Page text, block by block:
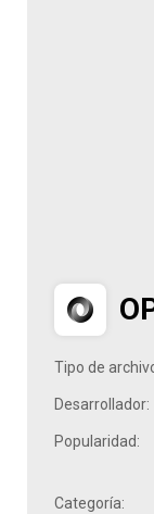
Tipo de
Desarrollador:
Popularidad:
Categoría: